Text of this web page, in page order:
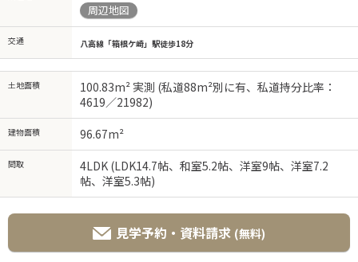
周辺地図
交通 八高線「箱根ケ崎」駅徒歩18分
土地面積
100.83m² 実測 (私道88m²別に有、私道持分比率：
4619／21982)
建物面積 96.67m²
間取
4LDK (LDK14.7帖、和室5.2帖、洋室9帖、洋室7.2
帖、洋室5.3帖)
見学予約・資料請求 (無料)